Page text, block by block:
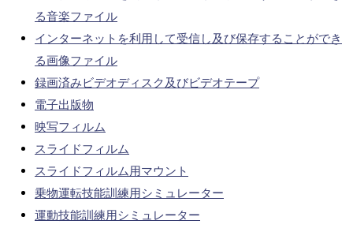
る音楽ファイル
インターネットを利用して受信し及び保存することができ
る画像ファイル
録画済みビデオディスク及びビデオテープ
電子出版物
映写フィルム
スライドフィルム
スライドフィルム用マウント
乗物運転技能訓練用シミュレーター
運動技能訓練用シミュレーター